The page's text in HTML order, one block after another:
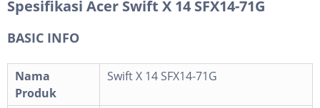
Spesifikasi Acer Swift X 14 SFX14-71G
BASIC INFO
Nama
Produk
Swift X 14 SFX14-71G